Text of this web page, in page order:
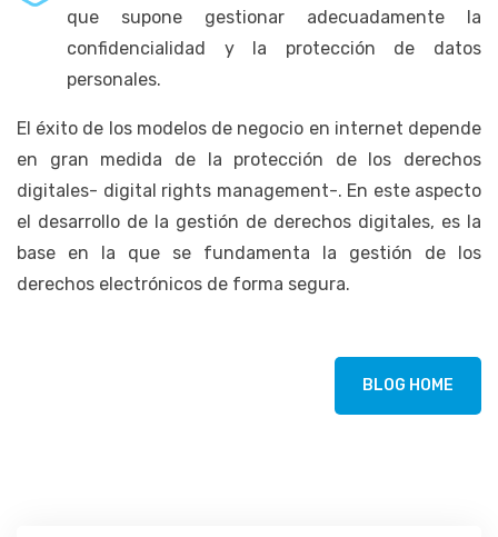
que supone gestionar adecuadamente la
confidencialidad y la protección de datos
personales.
El éxito de los modelos de negocio en internet depende
en gran medida de la protección de los derechos
digitales- digital rights management-. En este aspecto
el desarrollo de la gestión de derechos digitales, es la
base en la que se fundamenta la gestión de los
derechos electrónicos de forma segura.
BLOG HOME